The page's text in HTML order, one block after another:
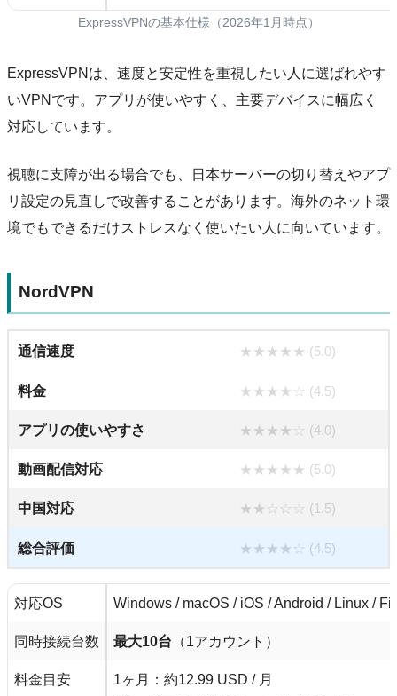
ExpressVPNの基本仕様（2026年1月時点）
ExpressVPNは、速度と安定性を重視したい人に選ばれやす
いVPNです。アプリが使いやすく、主要デバイスに幅広く
対応しています。
視聴に支障が出る場合でも、日本サーバーの切り替えやアプ
リ設定の見直しで改善することがあります。海外のネット環
境でもできるだけストレスなく使いたい人に向いています。
NordVPN
通信速度 ★★★★★ (5.0)
料金 ★★★★☆ (4.5)
アプリの使いやすさ ★★★★☆ (4.0)
動画配信対応 ★★★★★ (5.0)
中国対応 ★★☆☆☆ (1.5)
総合評価 ★★★★☆ (4.5)
対応OS Windows / macOS / iOS / Android / Linux /
同時接続台数 最大10台 （1アカウント）
料金目安
1ヶ月：約12.99 USD / 月